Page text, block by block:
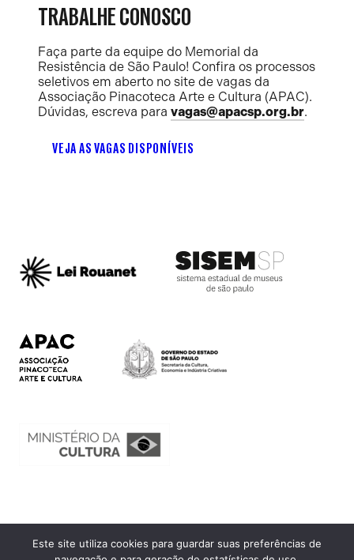
TRABALHE CONOSCO
Faça parte da equipe do Memorial da
Resistência de São Paulo! Confira os processos
seletivos em aberto no site de vagas da
Associação Pinacoteca Arte e Cultura (APAC).
Dúvidas, escreva para vagas@apacsp.org.br.
VEJA AS VAGAS DISPONÍVEIS
Ouvidoria
Este site utiliza cookies para guardar suas preferências de